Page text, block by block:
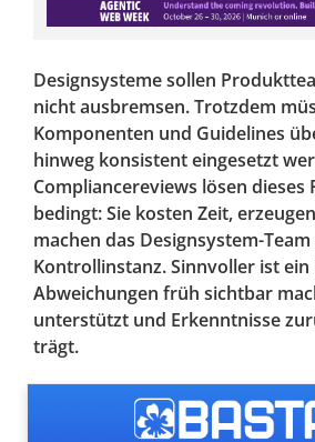
Designsysteme sollen
nicht ausbremsen. Trotzdem
Komponenten und Guidelines
hinweg konsistent eingesetzt
Compliancereviews lösen dieses
bedingt: Sie kosten Zeit,
machen das Designsystem-
Kontrollinstanz. Sinnvoller ist
Abweichungen früh sichtbar
unterstützt und Erkenntnisse
trägt.